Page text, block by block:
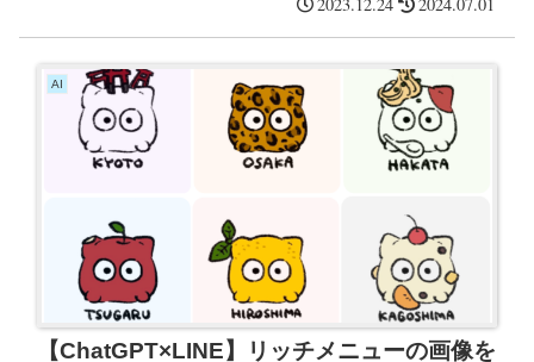
AI
【ChatGPT×LINE】リッチメニューの画像を